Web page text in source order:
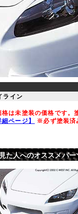
ライン
は未塗装の価格です。
細ページ】
※必ず塗装済
た人へのオススメパ